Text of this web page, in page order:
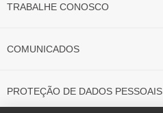
TRABALHE CONOSCO
COMUNICADOS
PROTEÇÃO DE DADOS PESSOAIS